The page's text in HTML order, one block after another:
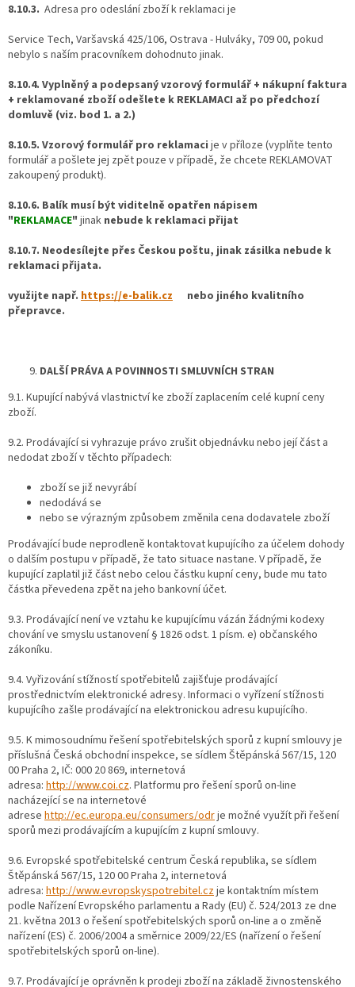
8.10.3. Adresa pro odeslání zboží k reklamaci je
Service Tech, Varšavská 425/106, Ostrava - Hulváky, 709 00, pokud
nebylo s naším pracovníkem dohodnuto jinak.
8.10.4. Vyplněný a podepsaný vzorový formulář + nákupní faktura
+ reklamované zboží odešlete k REKLAMACI až po předchozí
domluvě (viz. bod 1. a 2.)
8.10.5. Vzorový formulář pro reklamaci je v příloze (vyplňte tento
formulář a pošlete jej zpět pouze v případě, že chcete REKLAMOVAT
zakoupený produkt).
8.10.6. Balík musí být viditelně opatřen nápisem
"REKLAMACE" jinak nebude k reklamaci přijat
8.10.7. Neodesílejte přes Českou poštu, jinak zásilka nebude k
reklamaci přijata.
využijte např. https://e-balik.cz nebo jiného kvalitního
přepravce.
DALŠÍ PRÁVA A POVINNOSTI SMLUVNÍCH STRAN
9.1. Kupující nabývá vlastnictví ke zboží zaplacením celé kupní ceny
zboží.
9.2. Prodávající si vyhrazuje právo zrušit objednávku nebo její část a
nedodat zboží v těchto případech:
zboží se již nevyrábí
nedodává se
nebo se výrazným způsobem změnila cena dodavatele zboží
Prodávající bude neprodleně kontaktovat kupujícího za účelem dohody
o dalším postupu v případě, že tato situace nastane. V případě, že
kupující zaplatil již část nebo celou částku kupní ceny, bude mu tato
částka převedena zpět na jeho bankovní účet.
9.3. Prodávající není ve vztahu ke kupujícímu vázán žádnými kodexy
chování ve smyslu ustanovení § 1826 odst. 1 písm. e) občanského
zákoníku.
9.4. Vyřizování stížností spotřebitelů zajišťuje prodávající
prostřednictvím elektronické adresy. Informaci o vyřízení stížnosti
kupujícího zašle prodávající na elektronickou adresu kupujícího.
9.5. K mimosoudnímu řešení spotřebitelských sporů z kupní smlouvy je
příslušná Česká obchodní inspekce, se sídlem Štěpánská 567/15, 120
00 Praha 2, IČ: 000 20 869, internetová
adresa: http://www.coi.cz. Platformu pro řešení sporů on-line
nacházející se na internetové
adrese http://ec.europa.eu/consumers/odrje možné využít při řešení
sporů mezi prodávajícím a kupujícím z kupní smlouvy.
9.6. Evropské spotřebitelské centrum Česká republika, se sídlem
Štěpánská 567/15, 120 00 Praha 2, internetová
adresa: http://www.evropskyspotrebitel.czje kontaktním místem
podle Nařízení Evropského parlamentu a Rady (EU) č. 524/2013 ze dne
21. května 2013 o řešení spotřebitelských sporů on-line a o změně
nařízení (ES) č. 2006/2004 a směrnice 2009/22/ES (nařízení o řešení
spotřebitelských sporů on-line).
9.7. Prodávající je oprávněn k prodeji zboží na základě živnostenského